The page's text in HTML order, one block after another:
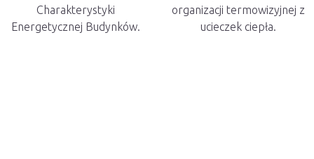
Charakterystyki
Energetycznej Budynków.
organizacji termowizyjnej z
ucieczek ciepła.